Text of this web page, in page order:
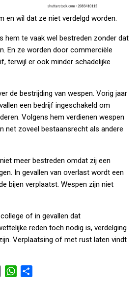
en wil dat ze niet verdelgd worden.
hem te vaak wel bestreden zonder dat
En ze worden door commerciële
terwijl er ook minder schadelijke
de bestrijding van wespen. Vorig jaar
een bedrijf ingeschakeld om
Volgens hem verdienen wespen
net zoveel bestaansrecht als andere
meer bestreden omdat zij een
In gevallen van overlast wordt een
bijen verplaatst. Wespen zijn niet
of in gevallen dat
reden toch nodig is, verdelging
Verplaatsing of met rust laten vindt
W